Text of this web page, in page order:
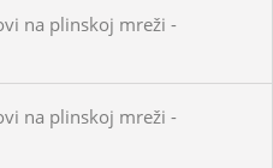
na plinskoj mreži -
na plinskoj mreži -